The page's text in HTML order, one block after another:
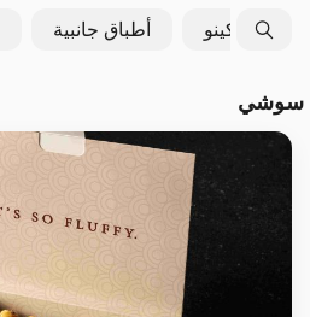
فولكينو أطباق جانبية
سوشي